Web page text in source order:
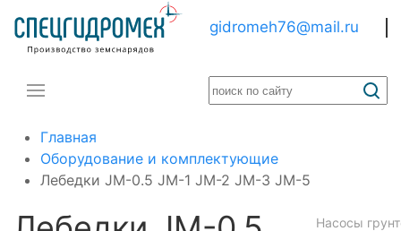
gidromeh76@mail.ru
Главная
Оборудование и комплектующие
Лебедки JM-0.5 JM-1 JM-2 JM-3 JM-5
Насосы